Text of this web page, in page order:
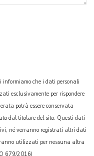
che i dati personali
esclusivamente per rispondere
potrà essere conservata
dal titolare del sito. Questi dati
né verranno registrati altri dati
utilizzati per nessuna altra
679/2016)